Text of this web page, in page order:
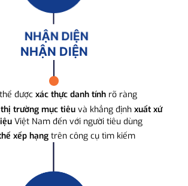
NHẬN DIỆN
được xác thực danh tính rõ ràng
thị trường mục tiêuvà khẳng định xuất xứ
Việt Nam đến với người tiêu dùng
xếp hạng trên công cụ tìm kiếm